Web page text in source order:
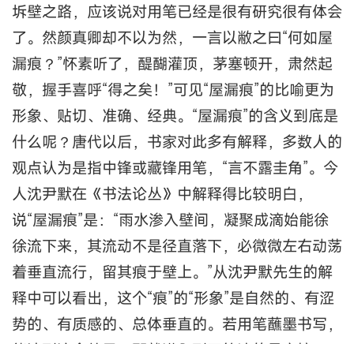
坼壁之路，应该说对用笔已经是很有研究很有体会
了。然颜真卿却不以为然，一言以敝之曰“何如屋
漏痕？”怀素听了，醍醐灌顶，茅塞顿开，肃然起
敬，握手喜呼“得之矣！”可见“屋漏痕”的比喻更为
形象、贴切、准确、经典。“屋漏痕”的含义到底是
什么呢？唐代以后，书家对此多有解释，多数人的
观点认为是指中锋或藏锋用笔，“言不露圭角”。今
人沈尹默在《书法论丛》中解释得比较明白，
说“屋漏痕”是：“雨水渗入壁间，凝聚成滴始能徐
徐流下来，其流动不是径直落下，必微微左右动荡
着垂直流行，留其痕于壁上。”从沈尹默先生的解
释中可以看出，这个“痕”的“形象”是自然的、有涩
势的、有质感的、总体垂直的。若用笔蘸墨书写，